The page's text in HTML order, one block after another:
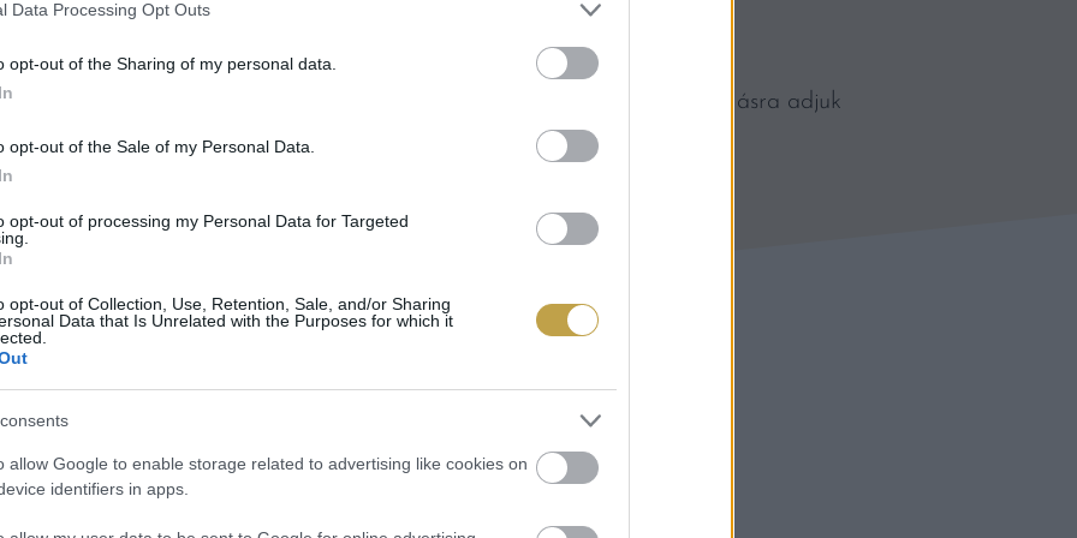
Data Processing Opt Outs
opt-out of the Sharing of my personal data.
opt-out of the Sale of my Personal Data.
opt-out of processing my Personal Data for Targeted
opt-out of Collection, Use, Retention, Sale, and/or Sharing
Data that Is Unrelated with the Purposes for which it
allow Google to enable storage related to advertising like cookies on
identifiers in apps.
forralt bort, akkor is válasszunk ezen szempontok alapján. Mielőtt vásárlásra adjuk
eladót, milyen fajtájú (és milyen évjáratú) bort használt a főzéshez.